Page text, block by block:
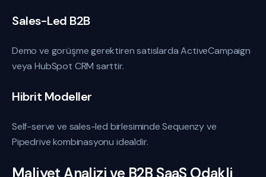
Sales-Led B2B
Demo ve gorüşme gerektiren satislarda ActiveCampaign
veya HubSpot CRM sarttir.
Hibrit Modeller
Self-serve ve sales-led birlesiminde Sequenzy ve
Pipedrive kombinasyonu idealdir.
Maliyet Analizi ve B2B SaaS Odakli